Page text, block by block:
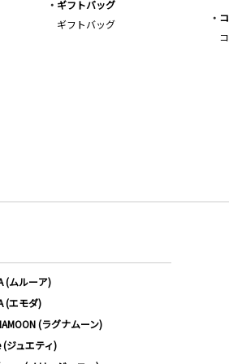
ギフトバッグ
ギフトバッグ
(ムルーア)
(エモダ)
(ラグナムーン)
ジュエティ)